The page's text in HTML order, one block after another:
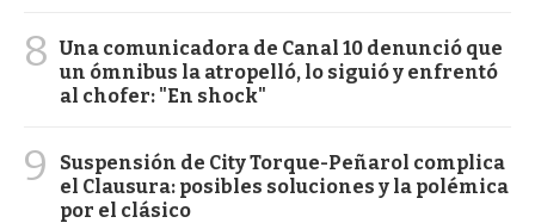
8 Una comunicadora de Canal 10 denunció que
un ómnibus la atropelló, lo siguió y enfrentó
al chofer: "En shock"
9
Suspensión de City Torque-Peñarol complica
el Clausura: posibles soluciones y la polémica
por el clásico